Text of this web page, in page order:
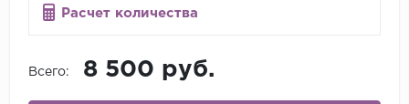
Расчет количества
Всего: 8 500 руб.